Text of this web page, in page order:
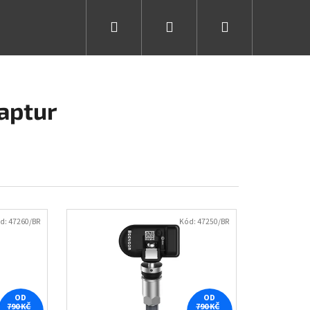
Přihlášení
OD
790 KČ
47260/BR
OD
790 KČ
Kód:47250/BR